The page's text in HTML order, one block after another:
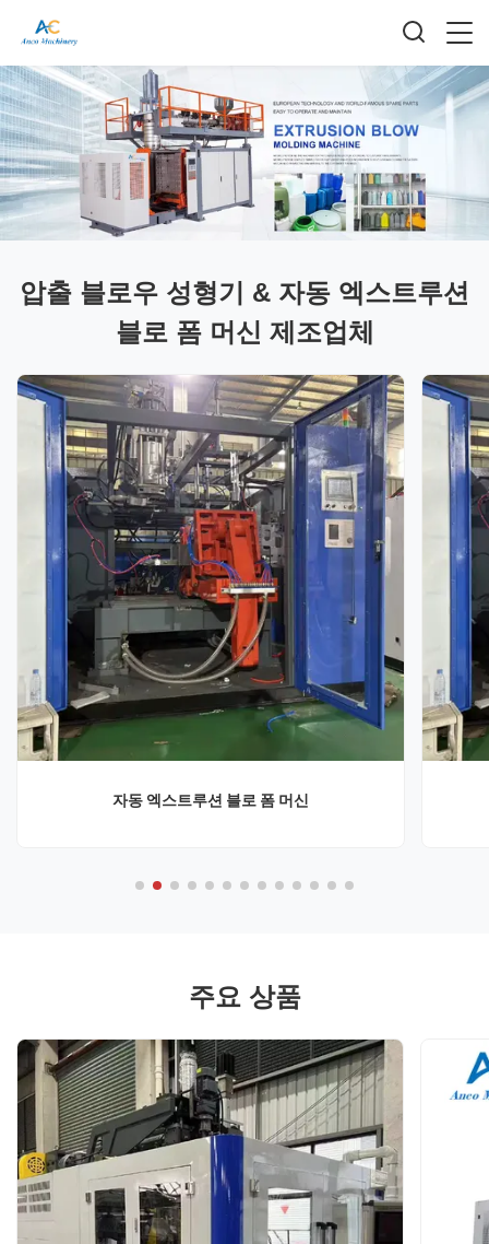
압출 블로우 성형기 & 자동 엑스트루션
블로 폼 머신 제조업체
자동 엑스트루션 블로 폼 머신
주요 상품